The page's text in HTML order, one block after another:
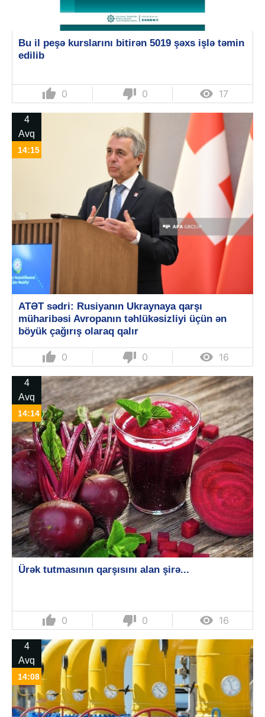
Bu il peşə kurslarını bitirən 5019 şəxs işlə təmin
edilib
thumb_up 0 thumb_down 0  17
4
Avq
14:15
ATƏT sədri: Rusiyanın Ukraynaya qarşı
müharibəsi Avropanın təhlükəsizliyi üçün ən
böyük çağırış olaraq qalır
thumb_up 0 thumb_down 0  16
4
Avq
14:14
Ürək tutmasının qarşısını alan şirə...
thumb_up 0 thumb_down 0  16
4
Avq
14:08